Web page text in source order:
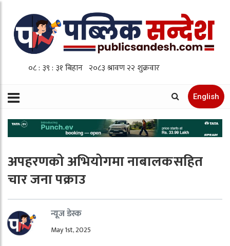
English
अपहरणको अभियोगमा नाबालकसहित
चार जना पक्राउ
न्यूज डेस्क
May 1st, 2025